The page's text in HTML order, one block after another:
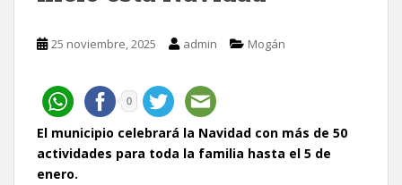
25 noviembre, 2025 admin Mogán
0
El municipio celebrará la Navidad con más de 50
actividades para toda la familia hasta el 5 de
enero.